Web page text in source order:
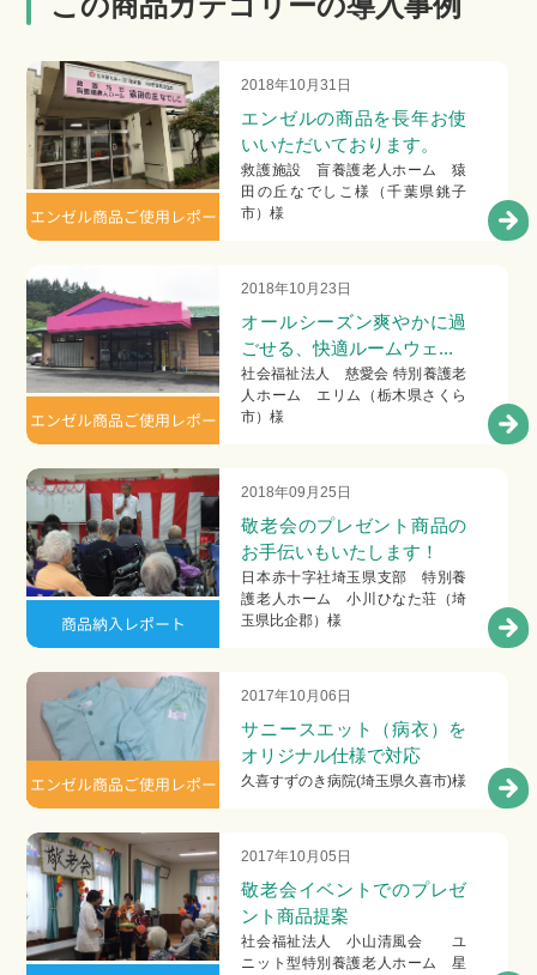
エンゼル商品ご使用レポー
2018年10月31日
エンゼルの商品を長年お使
いいただいております。
救護施設 盲養護老人ホーム 猿
田の丘なでしこ様（千葉県銚子
市）様
エンゼル商品ご使用レポー
ト
2018年10月23日
オールシーズン爽やかに過
ごせる、快適ルームウェ...
社会福祉法人 慈愛会 特別養護老
人ホーム エリム（栃木県さくら
市）様
商品納入レポート
2018年09月25日
敬老会のプレゼント商品の
お手伝いもいたします！
日本赤十字社埼玉県支部 特別養
護老人ホーム 小川ひなた荘（埼
玉県比企郡）様
エンゼル商品ご使用レポー
ト
2017年10月06日
サニースエット（病衣）を
オリジナル仕様で対応
久喜すずのき病院(埼玉県久喜市)様
2017年10月05日
敬老会イベントでのプレゼ
ント商品提案
社会福祉法人 小山清風会 ユ
ニット型特別養護老人ホーム 星